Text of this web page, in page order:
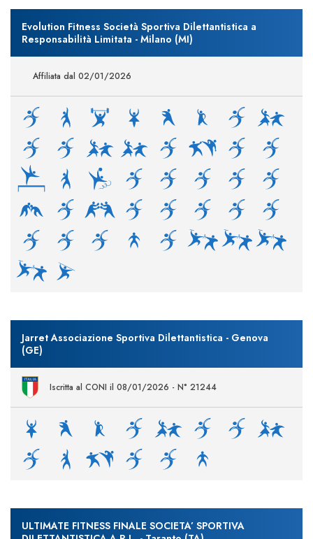
Evolution Fitness Società Sportiva Dilettantistica a
Responsabilità Limitata - Milano (MI)
Affiliata dal 02/01/2026
Jarret Associazione Sportiva Dilettantistica - Genova
(GE)
Iscritta al CONI il 08/01/2026 - N° 21244
ULTIMATE FITNESS FINALE SOCIETA’ SPORTIVA